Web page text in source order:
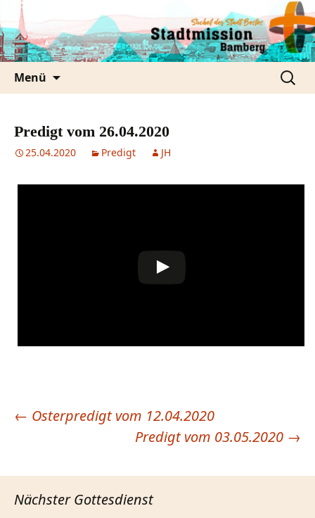
Inhalt
springen
Menü
Suchen
nach:
Predigt vom 26.04.2020
25.04.2020 Predigt JH
Beitragsnavigation
← Osterpredigt vom 12.04.2020
Predigt vom 03.05.2020 →
Nächster Gottesdienst